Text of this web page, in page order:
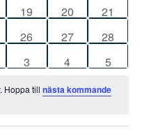
0
19
0
20
0
21
0
26
0
27
0
28
0
3
0
4
0
5
Hoppa tillnästa kommande